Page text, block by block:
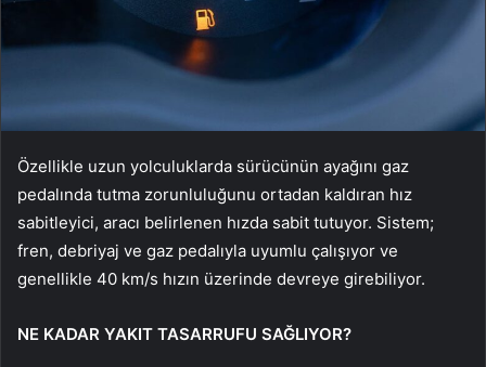
Özellikle uzun yolculuklarda sürücünün ayağını gaz
pedalında tutma zorunluluğunu ortadan kaldıran hız
sabitleyici, aracı belirlenen hızda sabit tutuyor. Sistem;
fren, debriyaj ve gaz pedalıyla uyumlu çalışıyor ve
genellikle 40 km/s hızın üzerinde devreye girebiliyor.
NE KADAR YAKIT TASARRUFU SAĞLIYOR?